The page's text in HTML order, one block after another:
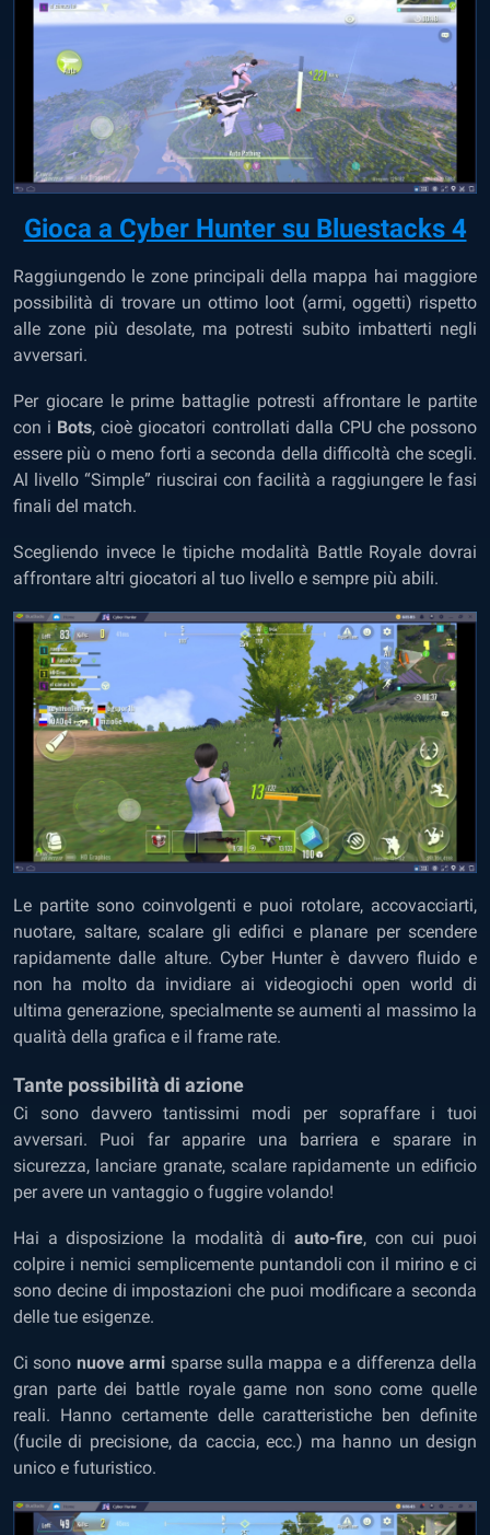
Gioca a Cyber Hunter su Bluestacks 4
Raggiungendo le zone principali della mappa hai maggiore
possibilità di trovare un ottimo loot (armi, oggetti) rispetto
alle zone più desolate, ma potresti subito imbatterti negli
avversari.
Per giocare le prime battaglie potresti affrontare le partite
con i Bots, cioè giocatori controllati dalla CPU che possono
essere più o meno forti a seconda della difficoltà che scegli.
Al livello “Simple” riuscirai con facilità a raggiungere le fasi
finali del match.
Scegliendo invece le tipiche modalità Battle Royale dovrai
affrontare altri giocatori al tuo livello e sempre più abili.
Le partite sono coinvolgenti e puoi rotolare, accovacciarti,
nuotare, saltare, scalare gli edifici e planare per scendere
rapidamente dalle alture. Cyber Hunter è davvero fluido e
non ha molto da invidiare ai videogiochi open world di
ultima generazione, specialmente se aumenti al massimo la
qualità della grafica e il frame rate.
Tante possibilità di azione
Ci sono davvero tantissimi modi per sopraffare i tuoi
avversari. Puoi far apparire una barriera e sparare in
sicurezza, lanciare granate, scalare rapidamente un edificio
per avere un vantaggio o fuggire volando!
Hai a disposizione la modalità di auto-fire, con cui puoi
colpire i nemici semplicemente puntandoli con il mirino e ci
sono decine di impostazioni che puoi modificare a seconda
delle tue esigenze.
Ci sono nuove armi sparse sulla mappa e a differenza della
gran parte dei battle royale game non sono come quelle
reali. Hanno certamente delle caratteristiche ben definite
(fucile di precisione, da caccia, ecc.) ma hanno un design
unico e futuristico.